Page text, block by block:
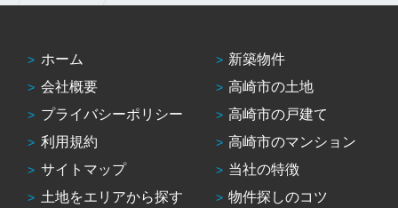
ホーム
会社概要
プライバシーポリシー
利用規約
サイトマップ
土地をエリアから探す
新築物件
高崎市の土地
高崎市の戸建て
高崎市のマンション
当社の特徴
物件探しのコツ